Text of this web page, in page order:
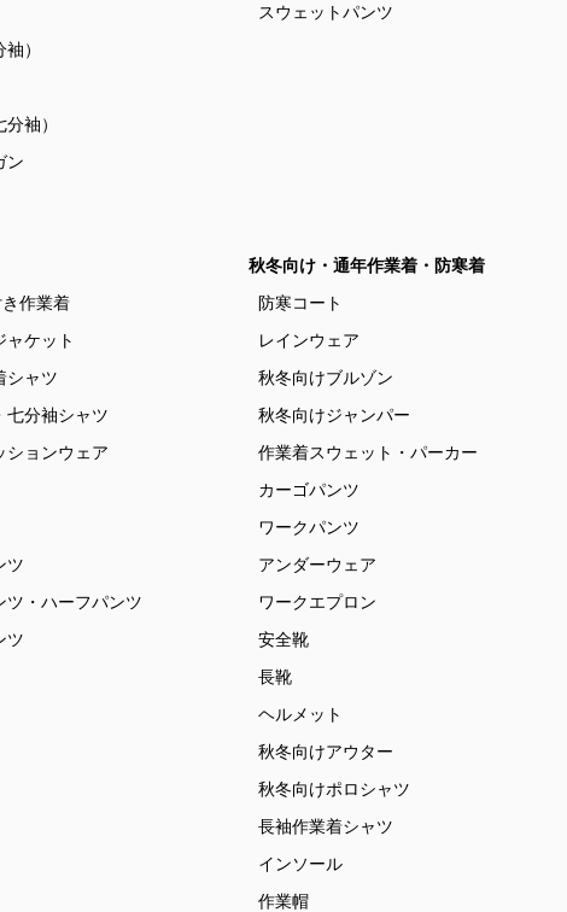
）
袖）
ン
スウェットパンツ
作業着
ャケット
シャツ
七分袖シャツ
ションウェア
ツ
ツ・ハーフパンツ
ツ
秋冬向け・通年作業着・防寒着
防寒コート
レインウェア
秋冬向けブルゾン
秋冬向けジャンパー
作業着スウェット・パーカー
カーゴパンツ
ワークパンツ
アンダーウェア
ワークエプロン
安全靴
長靴
ヘルメット
秋冬向けアウター
秋冬向けポロシャツ
長袖作業着シャツ
インソール
作業帽